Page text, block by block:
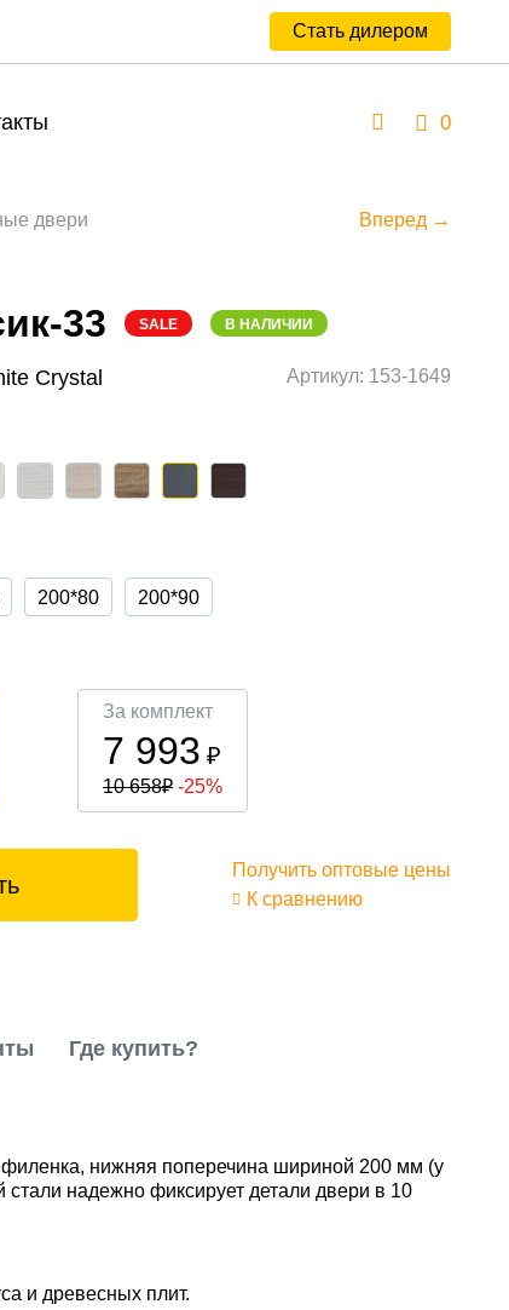
Стать дилером
0
двери Вперед →
33 SALE В НАЛИЧИИ
Сrystal Артикул: 153-1649
200*80 200*90
За комплект
7 993 ₽
10 658₽ -25%
Получить оптовые цены
К сравнению
Где купить?
филенка, нижняя поперечина шириной 200 мм (у
стали надежно фиксирует детали двери в 10
и древесных плит.